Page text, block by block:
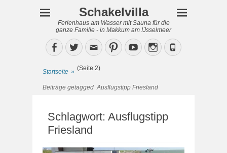
Schakelvilla
Ferienhaus am Wasser mit Sauna für die
ganze Familie - in Makkum am IJsselmeer
Facebook
TwitterEmailPinterestYouTubeInstagram
Phone
Startseite »
Beiträge getaggedAusflugstipp Friesland
(Seite 2)
Schlagwort: Ausflugstipp
Friesland